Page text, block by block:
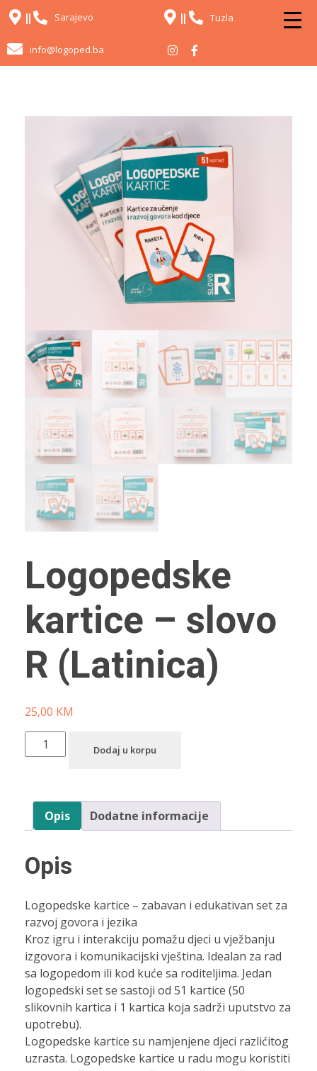
Sarajevo Tuzla
info@logoped.ba
Logopedske
kartice – slovo
R (Latinica)
25,00 KM
Dodaj u korpu
Opis Dodatne informacije
Opis
Logopedske kartice – zabavan i edukativan set za
razvoj govora i jezika
Kroz igru i interakciju pomažu djeci u vježbanju
izgovora i komunikacijski vještina. Idealan za rad
sa logopedom ili kod kuće sa roditeljima. Jedan
logopedski set se sastoji od 51 kartice (50
slikovnih kartica i 1 kartica koja sadrži uputstvo za
upotrebu).
Logopedske kartice su namjenjene djeci razlićitog
uzrasta. Logopedske kartice u radu mogu koristiti